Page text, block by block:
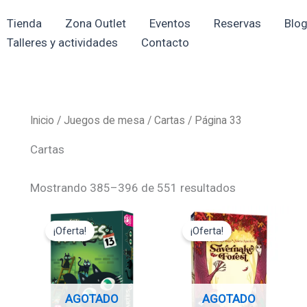
Tienda Zona Outlet Eventos Reservas
Blog
Talleres y actividades
Contacto
Inicio / Juegos de mesa / Cartas / Página 33
Cartas
Mostrando 385–396 de 551 resultados
los
AGOTADO
¡Oferta!
El
precio
original
era:
13,95€.
El
precio
actual
es:
12,56€.
AGOTADO
¡Oferta!
El
precio
original
era:
15,00€.
El
precio
actual
es:
13,50€.